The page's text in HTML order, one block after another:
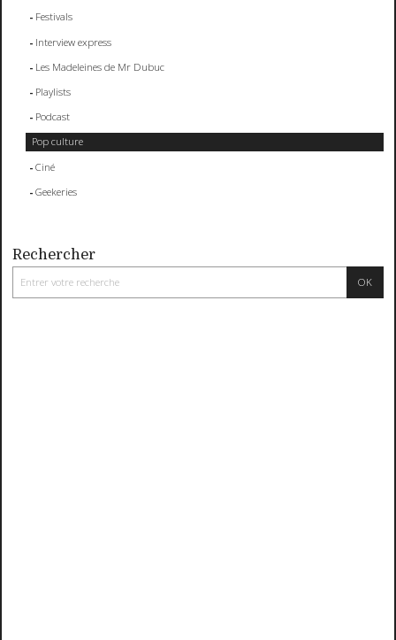
Festivals
Interview express
Les Madeleines de Mr Dubuc
Playlists
Podcast
Pop culture
Ciné
Geekeries
Rechercher